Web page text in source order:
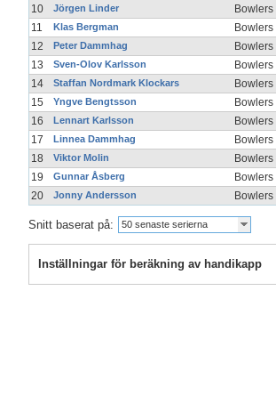
10
Jörgen Linder
11
Klas Bergman
12
Peter Dammhag
13
Sven-Olov Karlsson
14
Staffan Nordmark Klockars
15
Yngve Bengtsson
16
Lennart Karlsson
17
Linnea Dammhag
18
Viktor Molin
19
Gunnar Åsberg
20
Jonny Andersson
Snitt baserat på: 50 senaste serierna
Inställningar för beräkning av handikapp